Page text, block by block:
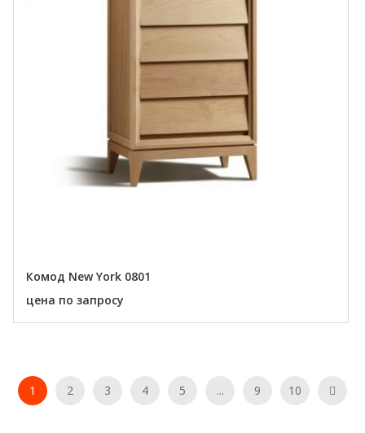
Комод New York 0801
цена по запросу
1 2 3 4 5 ... 9 10